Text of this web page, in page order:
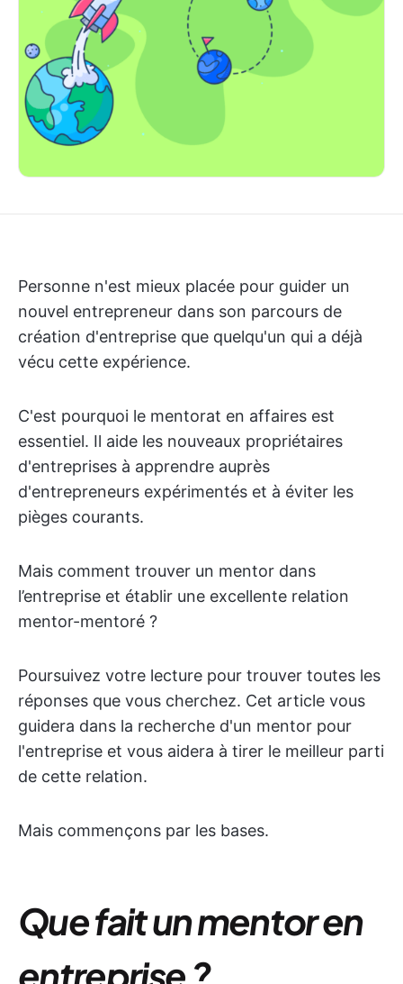
Personne n'est mieux placée pour guider un
nouvel entrepreneur dans son parcours de
création d'entreprise que quelqu'un qui a déjà
vécu cette expérience.
C'est pourquoi le mentorat en affaires est
essentiel. Il aide les nouveaux propriétaires
d'entreprises à apprendre auprès
d'entrepreneurs expérimentés et à éviter les
pièges courants.
Mais comment trouver un mentor dans
l’entreprise et établir une excellente relation
mentor-mentoré ?
Poursuivez votre lecture pour trouver toutes les
réponses que vous cherchez. Cet article vous
guidera dans la recherche d'un mentor pour
l'entreprise et vous aidera à tirer le meilleur parti
de cette relation.
Mais commençons par les bases.
Que fait un mentor en
entreprise ?